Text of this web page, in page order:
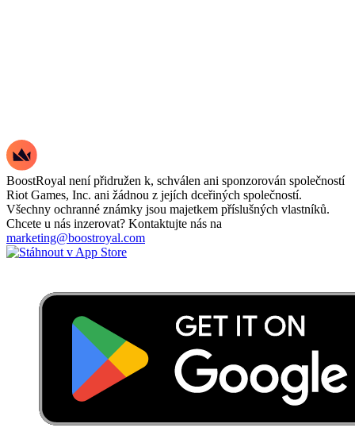
BoostRoyal není přidružen k, schválen ani sponzorován společností
Riot Games, Inc. ani žádnou z jejích dceřiných společností.
Všechny ochranné známky jsou majetkem příslušných vlastníků.
Chcete u nás inzerovat? Kontaktujte nás na
marketing@boostroyal.com